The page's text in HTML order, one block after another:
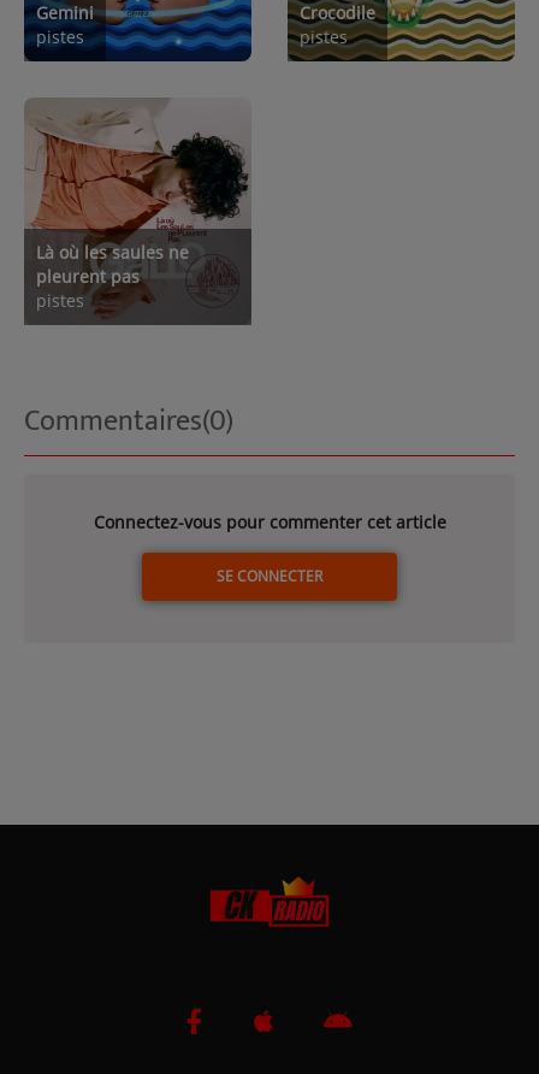
Gemini
pistes
Crocodile
pistes
Là où les saules ne
pleurent pas
pistes
Commentaires(0)
Connectez-vous pour commenter cet article
SE CONNECTER